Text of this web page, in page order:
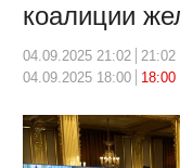
коалиции
04.09.2025 21:02 21:02
04.09.2025 18:00
18:00